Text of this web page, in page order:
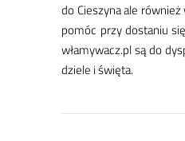
do Cie­szy­na ale
po­móc przy do­sta­niu
wła­my­wacz.pl są do
dzie­le i świę­ta.